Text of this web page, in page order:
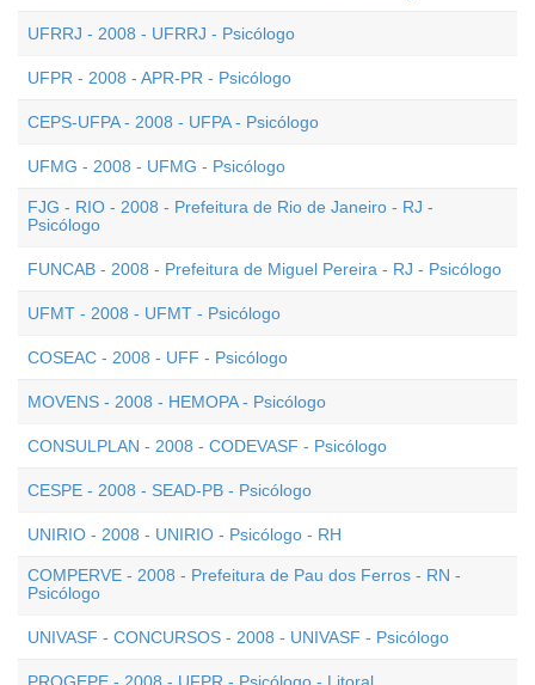
UFRRJ - 2008 - UFRRJ - Psicólogo
UFPR - 2008 - APR-PR - Psicólogo
CEPS-UFPA - 2008 - UFPA - Psicólogo
UFMG - 2008 - UFMG - Psicólogo
FJG - RIO - 2008 - Prefeitura de Rio de Janeiro - RJ -
Psicólogo
FUNCAB - 2008 - Prefeitura de Miguel Pereira - RJ - Psicólogo
UFMT - 2008 - UFMT - Psicólogo
COSEAC - 2008 - UFF - Psicólogo
MOVENS - 2008 - HEMOPA - Psicólogo
CONSULPLAN - 2008 - CODEVASF - Psicólogo
CESPE - 2008 - SEAD-PB - Psicólogo
UNIRIO - 2008 - UNIRIO - Psicólogo - RH
COMPERVE - 2008 - Prefeitura de Pau dos Ferros - RN -
Psicólogo
UNIVASF - CONCURSOS - 2008 - UNIVASF - Psicólogo